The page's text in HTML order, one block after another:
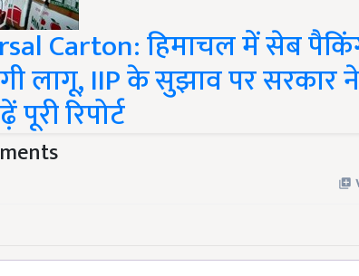
Carton: हिमाचल में सेब
लागू, IIP के सुझाव पर सरकार
रिपोर्ट